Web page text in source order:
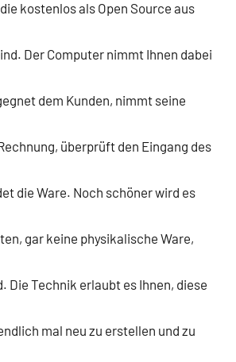
kostenlos als Open Source aus
Der Computer nimmt Ihnen dabei
dem Kunden, nimmt seine
überprüft den Eingang des
die Ware. Noch schöner wird es
gar keine physikalische Ware,
Die Technik erlaubt es Ihnen, diese
mal neu zu erstellen und zu